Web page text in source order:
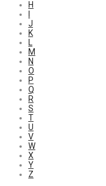
H
J
K
L
M
N
O
P
Q
R
S
T
U
V
W
X
Y
Z